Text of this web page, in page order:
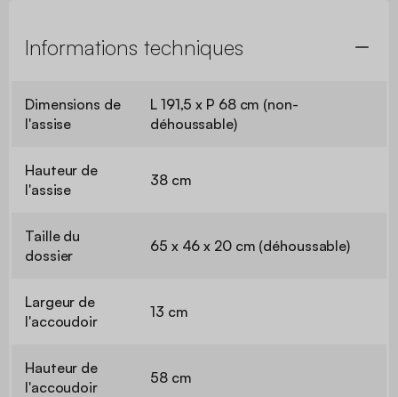
Informations techniques
Dimensions de
l'assise
L 191,5 x P 68 cm (non-
déhoussable)
Hauteur de
l'assise
38 cm
Taille du
dossier
65 x 46 x 20 cm (déhoussable)
Largeur de
l'accoudoir
13 cm
Hauteur de
l'accoudoir
58 cm